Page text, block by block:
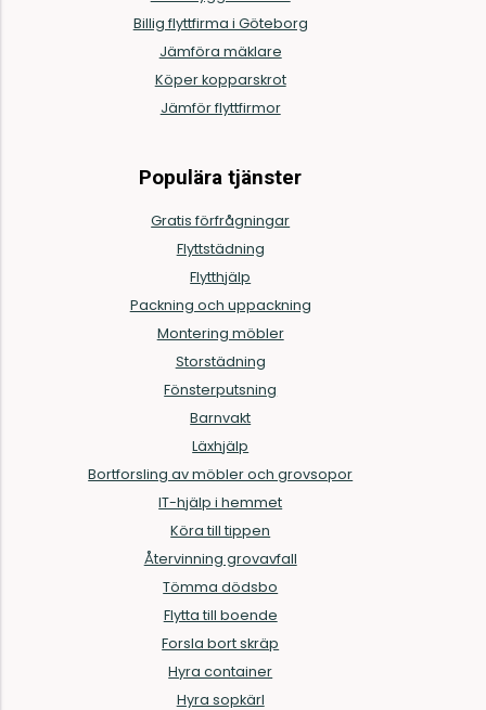
Billig flyttfirma i Göteborg
Jämföra mäklare
Köper kopparskrot
Jämför flyttfirmor
Populära tjänster
Gratis förfrågningar
Flyttstädning
Flytthjälp
Packning och uppackning
Montering möbler
Storstädning
Fönsterputsning
Barnvakt
Läxhjälp
Bortforsling av möbler och grovsopor
IT-hjälp i hemmet
Köra till tippen
Återvinning grovavfall
Tömma dödsbo
Flytta till boende
Forsla bort skräp
Hyra container
Hyra sopkärl